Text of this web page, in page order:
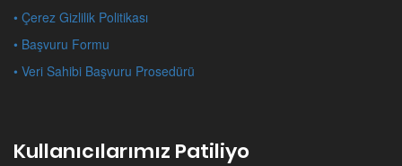
• Çerez Gizlilik Politikası
• Başvuru Formu
• Veri Sahibi Başvuru Prosedürü
Kullanıcılarımız Patiliyo